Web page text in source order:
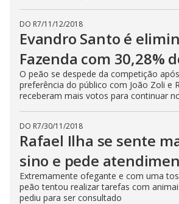
DO R7/11/12/2018
Evandro Santo é
Fazenda com 30,28%
O peão se despede da competição
preferência do público com João Zoli e
receberam mais votos para continuar
DO R7/30/11/2018
Rafael Ilha se sente
sino e pede
Extremamente ofegante e com uma
peão tentou realizar tarefas com
pediu para ser consultado